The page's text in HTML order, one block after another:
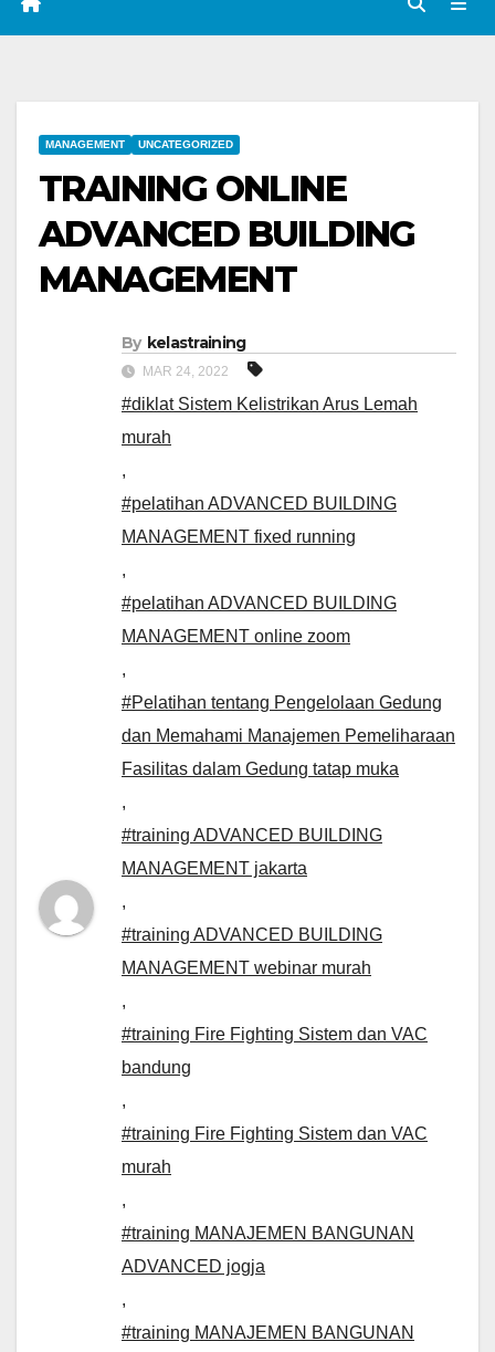
MANAGEMENT UNCATEGORIZED
TRAINING ONLINE
ADVANCED BUILDING
MANAGEMENT
By kelastraining
MAR 24, 2022
#diklat Sistem Kelistrikan Arus Lemah
murah
,
#pelatihan ADVANCED BUILDING
MANAGEMENT fixed running
,
#pelatihan ADVANCED BUILDING
MANAGEMENT online zoom
,
#Pelatihan tentang Pengelolaan Gedung
dan Memahami Manajemen Pemeliharaan
Fasilitas dalam Gedung tatap muka
,
#training ADVANCED BUILDING
MANAGEMENT jakarta
,
#training ADVANCED BUILDING
MANAGEMENT webinar murah
,
#training Fire Fighting Sistem dan VAC
bandung
,
#training Fire Fighting Sistem dan VAC
murah
,
#training MANAJEMEN BANGUNAN
ADVANCED jogja
,
#training MANAJEMEN BANGUNAN